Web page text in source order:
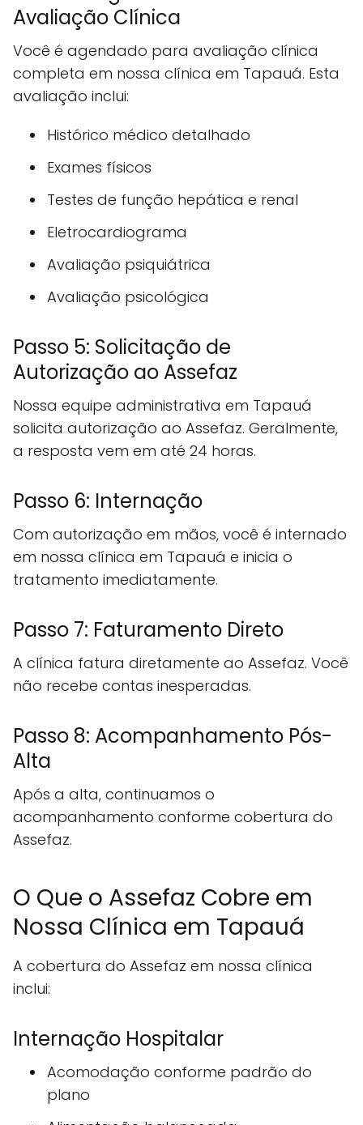
Avaliação Clínica
Você é agendado para avaliação clínica
completa em nossa clínica em Tapauá. Esta
avaliação inclui:
Histórico médico detalhado
Exames físicos
Testes de função hepática e renal
Eletrocardiograma
Avaliação psiquiátrica
Avaliação psicológica
Passo 5: Solicitação de
Autorização ao Assefaz
Nossa equipe administrativa em Tapauá
solicita autorização ao Assefaz. Geralmente,
a resposta vem em até 24 horas.
Passo 6: Internação
Com autorização em mãos, você é internado
em nossa clínica em Tapauá e inicia o
tratamento imediatamente.
Passo 7: Faturamento Direto
A clínica fatura diretamente ao Assefaz. Você
não recebe contas inesperadas.
Passo 8: Acompanhamento Pós-
Alta
Após a alta, continuamos o
acompanhamento conforme cobertura do
Assefaz.
O Que o Assefaz Cobre em
Nossa Clínica em Tapauá
A cobertura do Assefaz em nossa clínica
inclui:
Internação Hospitalar
Acomodação conforme padrão do
plano